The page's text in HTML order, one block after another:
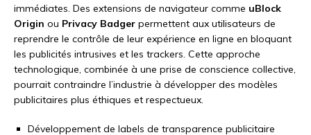
immédiates. Des extensions de navigateur comme uBlock
Origin ou Privacy Badger permettent aux utilisateurs de
reprendre le contrôle de leur expérience en ligne en bloquant
les publicités intrusives et les trackers. Cette approche
technologique, combinée à une prise de conscience collective,
pourrait contraindre l’industrie à développer des modèles
publicitaires plus éthiques et respectueux.
Développement de labels de transparence publicitaire